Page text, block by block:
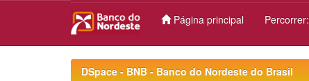
Página principal Percorrer:
DSpace - BNB - Banco do Nordeste do Brasil